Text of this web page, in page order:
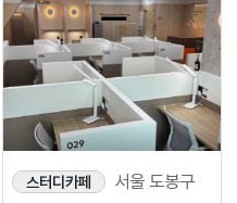
스터디카페 서울 도봉구